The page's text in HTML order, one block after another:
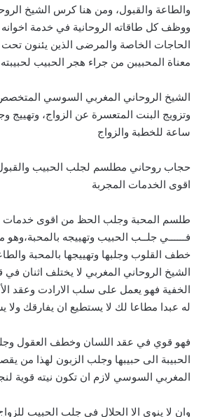
والطاعة والقبول، ومن هنا كرس الشيخ
ووظف كل طاقاته الروحانية في خدمة
الحاجات الخاصة والمرضى الذين يئنون
معناة المحبيبن من جراء هجر الحبيب لحبيبته
الشيخ الروحاني المغربي السوسي
ساعة للخطبة والزواج
حجاب روحاني مطلسم لجلب الحبيب
اقوى الخدمات المجربة
طلسم المحبة وجلب الحظ من اقوى خدمات
فــــــي جلــب الحبيب وتهييجه
خطف القلوب وجلبها وتهييجها بالمحبة
الشيخ الروحاني المغربي لا يختلف اثنان في
الخفية فهو يعمل على سلب الارادت وعقد
له عبدا مطاعا لك لا يستطيع ان يفارقك ولا
فهو قوي في عقد اللسان وخطف العقول
الحبيبة الى حبيبها وجلب الزبون لهذا من
المغربي السوسي لازم ان تكون نيته قوية
وان لا ينوي الا الحلال في جلب الحبيب